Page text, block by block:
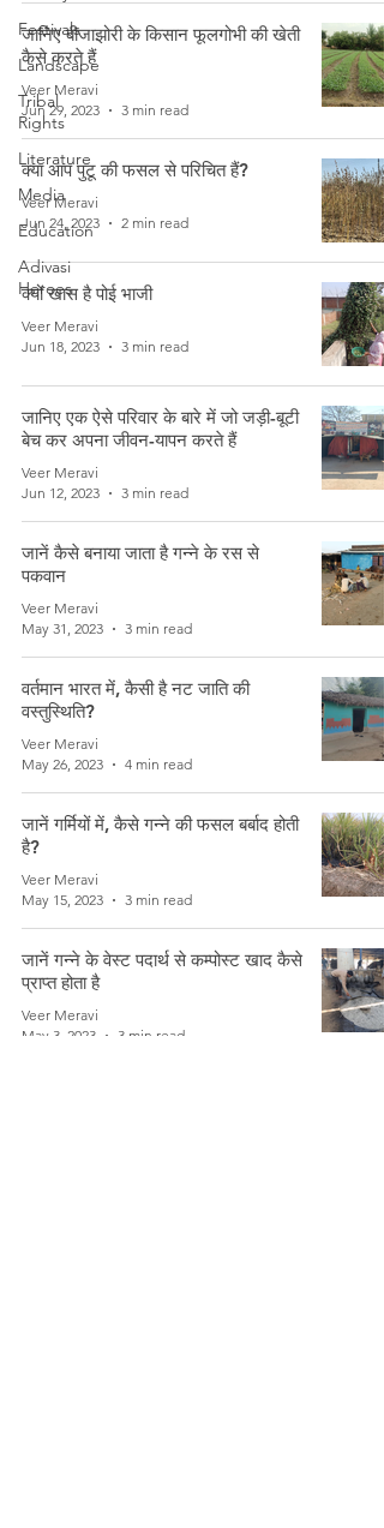
Festivals
Landscape
Tribal
Rights
Literature
Media
Education
Adivasi
Heroes
जानिए बीजाझोरी के किसान फूलगोभी की खेती
कैसे करते हैं
Veer Meravi
Jun 29, 2023
3 min read
क्या आप पुटू की फसल से परिचित हैं?
Veer Meravi
Jun 24, 2023
2 min read
क्यों खास है पोई भाजी
Veer Meravi
Jun 18, 2023
3 min read
जानिए एक ऐसे परिवार के बारे में जो जड़ी-बूटी
बेच कर अपना जीवन-यापन करते हैं
Veer Meravi
Jun 12, 2023
3 min read
जानें कैसे बनाया जाता है गन्ने के रस से
पकवान
Veer Meravi
May 31, 2023
3 min read
वर्तमान भारत में, कैसी है नट जाति की
वस्तुस्थिति?
Veer Meravi
May 26, 2023
4 min read
जानें गर्मियों में, कैसे गन्ने की फसल बर्बाद होती
है?
Veer Meravi
May 15, 2023
3 min read
जानें गन्ने के वेस्ट पदार्थ से कम्पोस्ट खाद कैसे
प्राप्त होता है
Veer Meravi
May 3, 2023
3 min read